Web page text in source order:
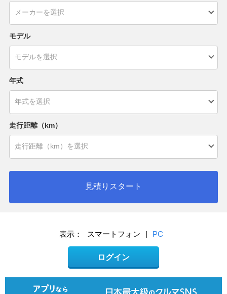
モデル
年式
走行距離（km）
見積りスタート
表示： スマートフォン | PC
ログイン